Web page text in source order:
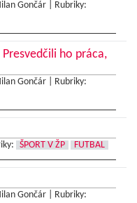
Gončár |
Rubriky:
ho práca,
Gončár |
Rubriky:
ŠPORT V ŽP FUTBAL
Gončár |
Rubriky: